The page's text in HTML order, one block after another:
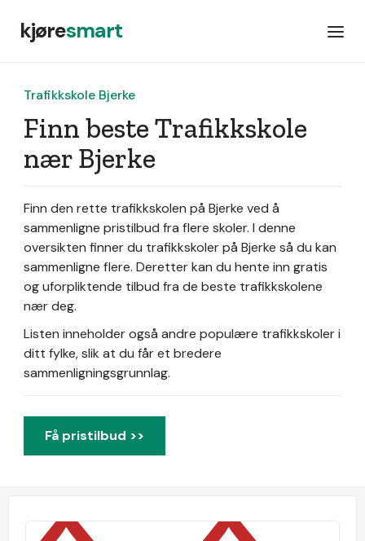
kjøresmart
Trafikkskole Bjerke
Finn beste Trafikkskole
nær Bjerke
Finn den rette trafikkskolen på Bjerke ved å
sammenligne pristilbud fra flere skoler. I denne
oversikten finner du trafikkskoler på Bjerke så du kan
sammenligne flere. Deretter kan du hente inn gratis
og uforpliktende tilbud fra de beste trafikkskolene
nær deg.
Listen inneholder også andre populære trafikkskoler i
ditt fylke, slik at du får et bredere
sammenligningsgrunnlag.
Få pristilbud >>